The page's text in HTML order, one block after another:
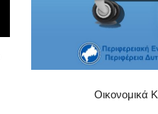
Οικονομικά